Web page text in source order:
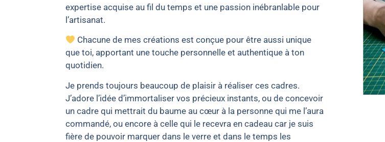
expertise acquise au fil du temps et une passion inébranlable pour
l’artisanat.
Chacune de mes créations est conçue pour être aussi unique
que toi, apportant une touche personnelle et authentique à ton
quotidien.
Je prends toujours beaucoup de plaisir à réaliser ces cadres.
J’adore l’idée d’immortaliser vos précieux instants, ou de concevoir
un cadre qui mettrait du baume au cœur à la personne qui me l’aura
commandé, ou encore à celle qui le recevra en cadeau car je suis
fière de pouvoir marquer dans le verre et dans le temps les